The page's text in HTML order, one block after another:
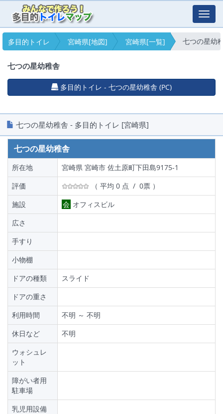
多目的トイレ
宮崎県[地図] 宮崎県[一覧] 七つの星幼
七つの星幼稚舎
多目的トイレ - 七つの星幼稚舎 (PC)
七つの星幼稚舎 - 多目的トイレ [宮崎県]
七つの星幼稚舎
所在地
宮崎県 宮崎市 佐土原町下田島9175-1
評価
（ 平均 0 点 / 0票 ）
施設
会 オフィスビル
広さ
手すり
小物棚
ドアの種類
スライド
ドアの重さ
利用時間
不明 ～ 不明
休日など
不明
ウォシュレ
ット
障がい者用
駐車場
乳児用設備